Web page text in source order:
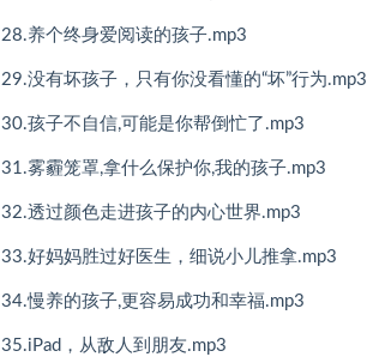
28.养个终身爱阅读的孩子.mp3
29.没有坏孩子，只有你没看懂的“坏”行为.mp3
30.孩子不自信,可能是你帮倒忙了.mp3
31.雾霾笼罩,拿什么保护你,我的孩子.mp3
32.透过颜色走进孩子的内心世界.mp3
33.好妈妈胜过好医生，细说小儿推拿.mp3
34.慢养的孩子,更容易成功和幸福.mp3
35.iPad，从敌人到朋友.mp3